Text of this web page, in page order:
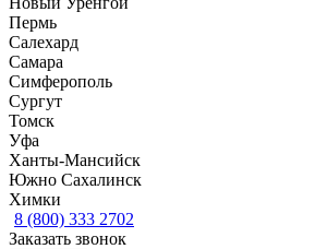
Пермь
Салехард
Самара
Симферополь
Сургут
Томск
Уфа
Ханты-Мансийск
Южно Сахалинск
Химки
8 (800) 333 2702
Заказать звонок